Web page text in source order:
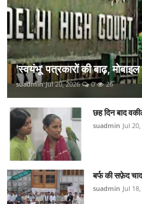
'स्वयंभू' पत्रकारों की बाढ़, मोबाइल
suadmin Jul 20, 2026 0 26
छह दिन बाद
suadmin Jul
बर्फ की सफ़ेद
suadmin Jul